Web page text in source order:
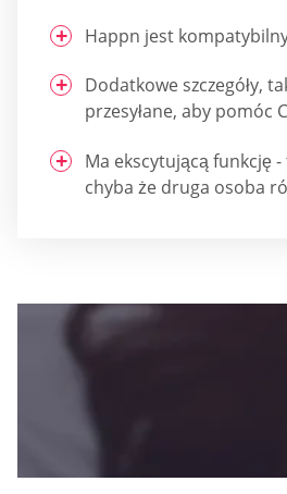
Happn jest
Dodatkowe szczegóły,
przesyłane, aby pomóc
Ma ekscytującą funkcję
chyba że druga osoba